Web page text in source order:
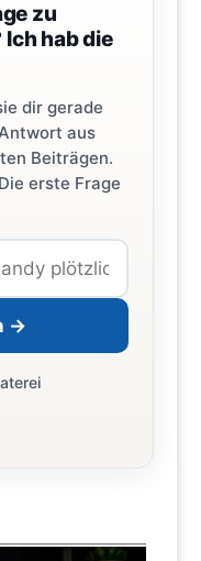
zu
hab die
dir gerade
aus
Beiträgen.
erste Frage
→